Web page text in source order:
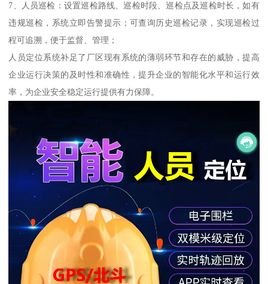
7、人员巡检：设置巡检路线、巡检时段、巡检点及巡检时长，如有
违规巡检，系统立即告警提示；可查询历史巡检记录，实现巡检过
程可追溯，便于监督、管理；
人员定位系统补足了厂区现有系统的薄弱环节和存在的威胁，提高
企业运行决策的及时性和准确性，提升企业的智能化水平和运行效
率，为企业安全稳定运行提供有力保障。